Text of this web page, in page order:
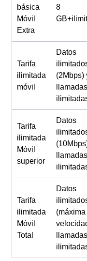
básica
Móvil
Extra
8
Tarifa
ilimitada
móvil
Datos
(2Mbps)
llamadas
Tarifa
ilimitada
Móvil
superior
Datos
llamadas
Tarifa
ilimitada
Móvil
Total
Datos
(máxima
llamadas